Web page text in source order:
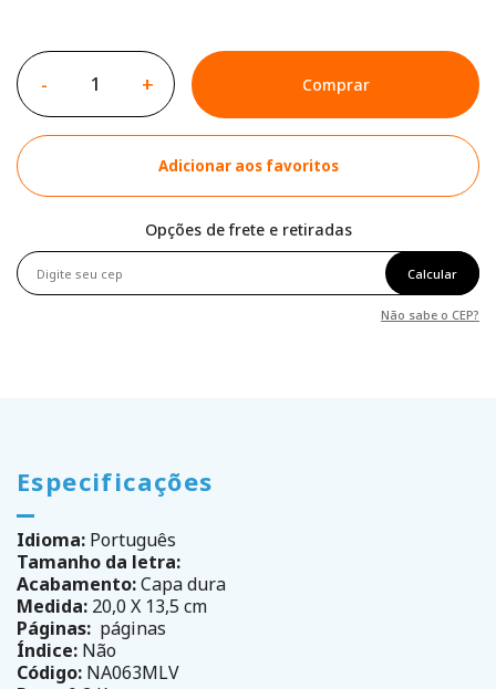
- + Comprar
Adicionar aos favoritos
Opções de frete e retiradas
Calcular
Não sabe o CEP?
Especificações
Idioma: Português
Tamanho da letra:
Acabamento:Capa dura
Medida: 20,0 X 13,5 cm
Páginas: páginas
Índice: Não
Código: NA063MLV